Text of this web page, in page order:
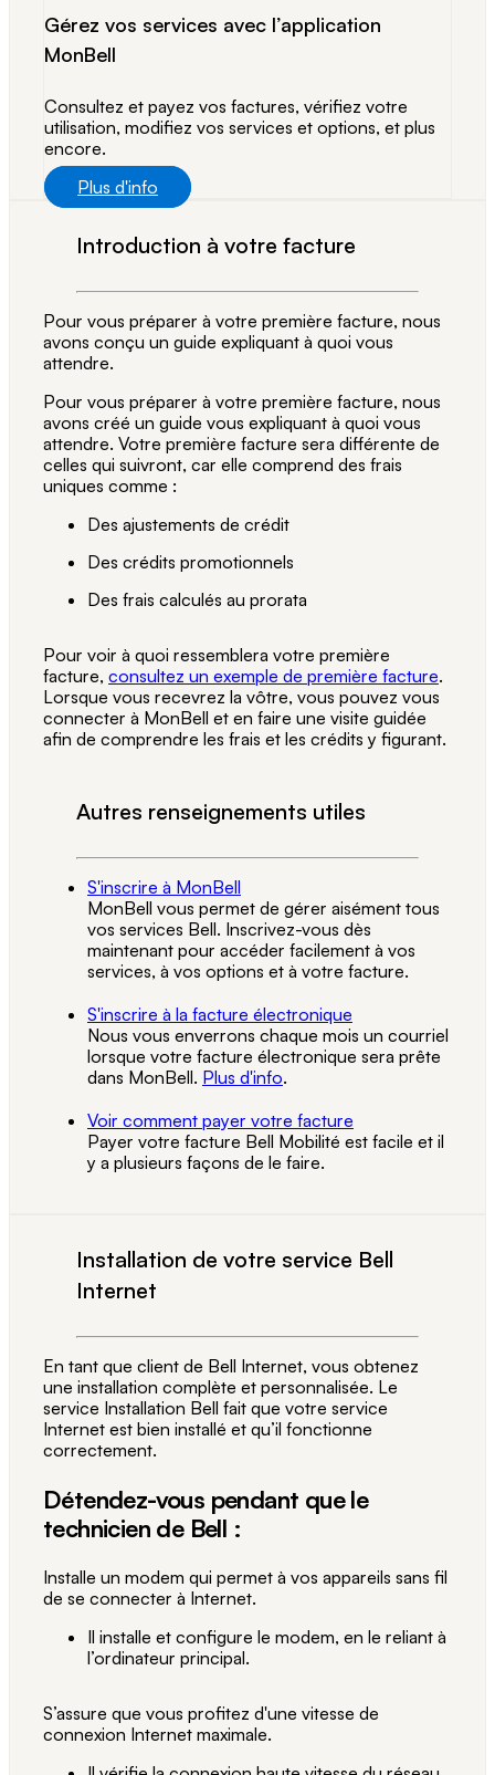
Gérez vos services avec l’application
MonBell
Consultez et payez vos factures, vérifiez votre
utilisation, modifiez vos services et options, et plus
encore.
Plus d'info
Introduction à votre facture
Pour vous préparer à votre première facture, nous
avons conçu un guide expliquant à quoi vous
attendre.
Pour vous préparer à votre première facture, nous
avons créé un guide vous expliquant à quoi vous
attendre. Votre première facture sera différente de
celles qui suivront, car elle comprend des frais
uniques comme :
Des ajustements de crédit
Des crédits promotionnels
Des frais calculés au prorata
Pour voir à quoi ressemblera votre première
facture, consultez un exemple de première facture.
Lorsque vous recevrez la vôtre, vous pouvez vous
connecter à MonBell et en faire une visite guidée
afin de comprendre les frais et les crédits y figurant.
Autres renseignements utiles
S'inscrire à MonBell
MonBell vous permet de gérer aisément tous
vos services Bell. Inscrivez-vous dès
maintenant pour accéder facilement à vos
services, à vos options et à votre facture.
S'inscrire à la facture électronique
Nous vous enverrons chaque mois un courriel
lorsque votre facture électronique sera prête
dans MonBell. Plus d'info.
Voir comment payer votre facture
Payer votre facture Bell Mobilité est facile et il
y a plusieurs façons de le faire.
Installation de votre service Bell
Internet
En tant que client de Bell Internet, vous obtenez
une installation complète et personnalisée. Le
service Installation Bell fait que votre service
Internet est bien installé et qu’il fonctionne
correctement.
Détendez-vous pendant que le
technicien de Bell :
Installe un modem qui permet à vos appareils sans fil
de se connecter à Internet.
Il installe et configure le modem, en le reliant à
l’ordinateur principal.
S’assure que vous profitez d'une vitesse de
connexion Internet maximale.